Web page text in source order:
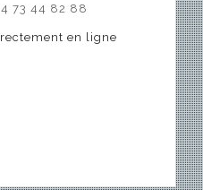
73 44 82 88
en ligne